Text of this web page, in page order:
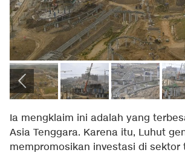
Ia mengklaim ini adalah yang
Asia Tenggara. Karena itu, Luhut
mempromosikan investasi di sektor